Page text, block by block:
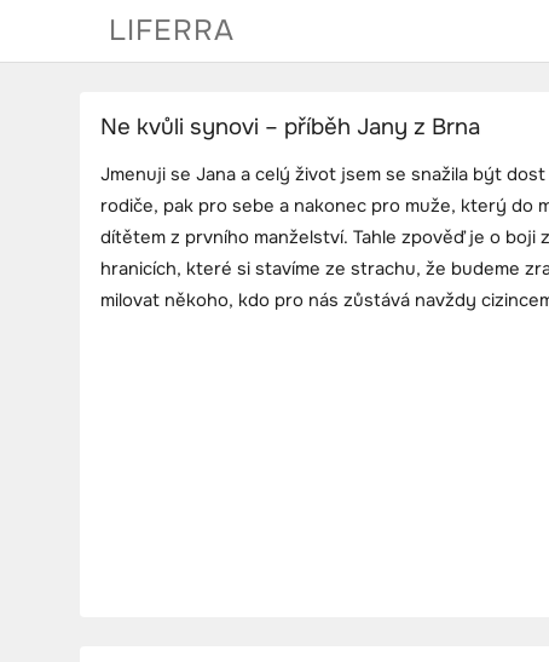
LIFERRA
Ne kvůli synovi – příběh Jany z Brna
Jmenuji se Jana a celý život jsem se snažila být
rodiče, pak pro sebe a nakonec pro muže, který do
dítětem z prvního manželství. Tahle zpověď je o boji
hranicích, které si stavíme ze strachu, že budeme
milovat někoho, kdo pro nás zůstává navždy